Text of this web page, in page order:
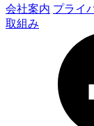
会社案内 プライ
取組み